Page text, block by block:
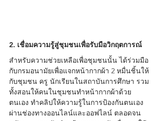
2. เชื่อมความรู้สู่ชุมชนเพื่อรับมือวิกฤตการณ์
สำหรับความช่วยเหลือเพื่อชุมชนนั้น ได้ร่วมมือ
กับกรมอนามัยเพื่อแจกหน้ากากผ้า 2 หมื่นชิ้นให้
กับชุมชน ครู นักเรียนในสถาบันการศึกษา รวม
ทั้งสอนให้คนในชุมชนทำหน้ากากผ้าด้วย
ตนเอง ทำคลิปให้ความรู้ในการป้องกันตนเอง
ผ่านช่องทางออนไลน์และออฟไลน์ ตลอดจน